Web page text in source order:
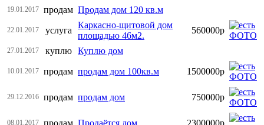
19.01.2017 продам Продам дом 120 кв.м
22.01.2017 услуга
Каркасно-щитовой дом
площадью 46м2.
560000р
27.01.2017 куплю Куплю дом
10.01.2017 продам продам дом 100кв.м 1500000р
29.12.2016 продам продам дом 750000р
08.01.2017 продам Продаётся дом 2300000р